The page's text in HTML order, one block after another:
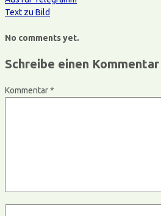
Text zu Bild
No comments yet.
Schreibe einen Kommentar
Kommentar*